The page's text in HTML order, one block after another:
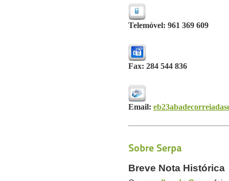
Telemóvel: 961 369 609
Fax: 284 544 836
Email:
Sobre Serpa
Breve Nota Histórica